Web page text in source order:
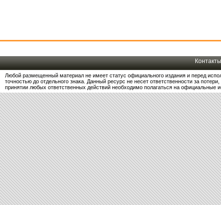
Контакты
Любой размещенный материал не имеет статус официального издания и перед
точностью до отдельного знака. Данный ресурс не несет ответственности за
принятии любых ответственных действий необходимо полагаться на официальные